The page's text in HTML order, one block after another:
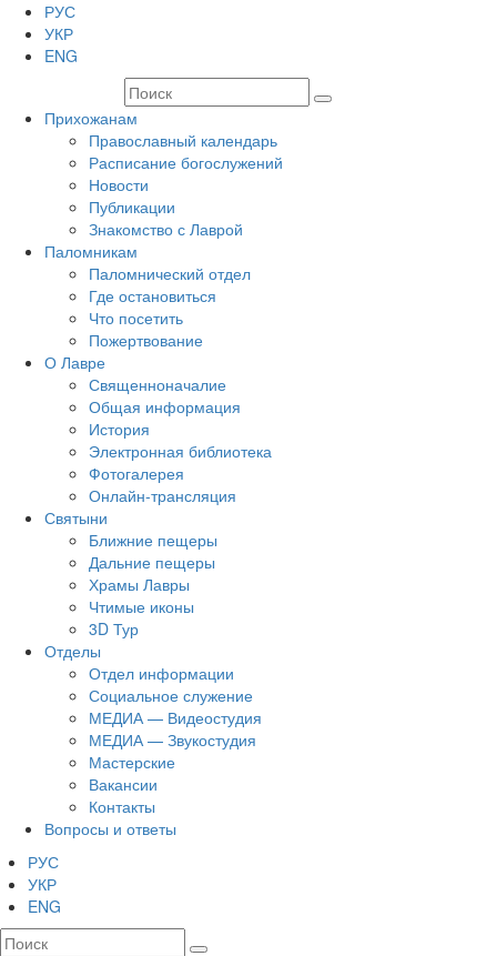
РУС
УКР
ENG
Прихожанам
Православный календарь
Расписание богослужений
Новости
Публикации
Знакомство с Лаврой
Паломникам
Паломнический отдел
Где остановиться
Что посетить
Пожертвование
О Лавре
Священноначалие
Общая информация
История
Электронная библиотека
Фотогалерея
Онлайн-трансляция
Святыни
Ближние пещеры
Дальние пещеры
Храмы Лавры
Чтимые иконы
3D Тур
Отделы
Отдел информации
Социальное служение
МЕДИА — Видеостудия
МЕДИА — Звукостудия
Мастерские
Вакансии
Контакты
Вопросы и ответы
РУС
УКР
ENG